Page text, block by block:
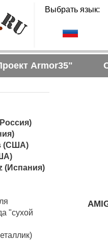
Выбрать язык:
Armor35"
(США)
(Испания)
"сухой